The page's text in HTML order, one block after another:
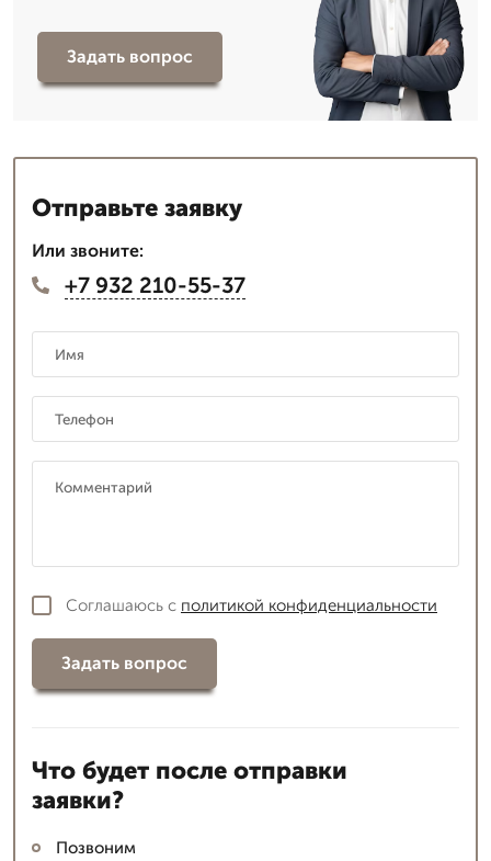
Задать вопрос
Отправьте заявку
Или звоните:
+7 932 210-55-37
Соглашаюсь с политикой конфиденциальности
Задать вопрос
Что будет после отправки
заявки?
Позвоним